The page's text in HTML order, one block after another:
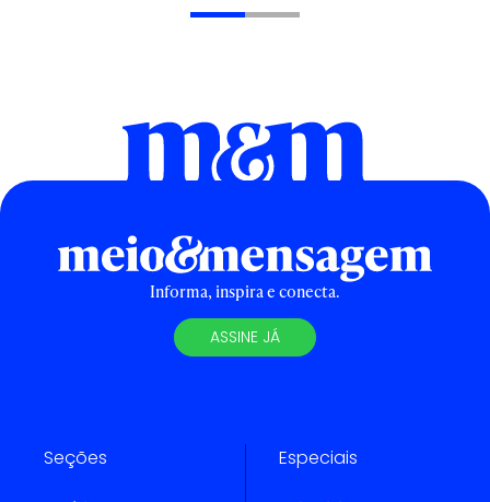
Informa, inspira e conecta.
ASSINE JÁ
Seções Especiais